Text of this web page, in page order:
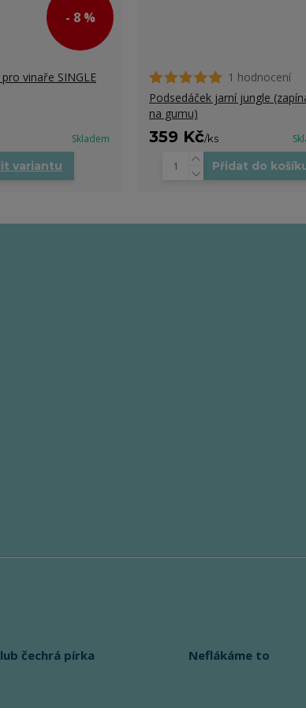
- 8 %
vinaře SINGLE
Skladem
variantu
1 hodnocení
Podsedáček jarní jungle
na gumu)
359 Kč/ks
Přidat do
čechrá pírka Neflákáme to